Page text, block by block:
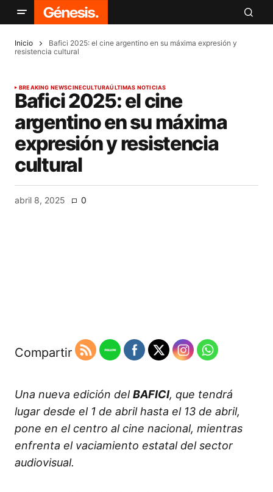
Inicio
Bafici 2025: el cine argentino en su máxima expresión y
resistencia cultural
BREAKING NEWSCINECULTURAÚLTIMAS NOTICIAS
Bafici 2025: el cine
argentino en su máxima
expresión y resistencia
cultural
abril 8, 2025 0
Compartir
Una nueva edición delBAFICI, que tendrá
lugar desde el 1 de abril hasta el 13 de abril,
pone en el centro al cine nacional, mientras
enfrenta el vaciamiento estatal del sector
audiovisual.